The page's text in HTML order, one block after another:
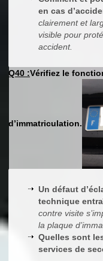
en cas
clairement et
visible pour
accident.
Q40 :Vérifiez le
d’immatriculation.
Un défaut
technique
contre visite
la plaque
Quelles sont
services de